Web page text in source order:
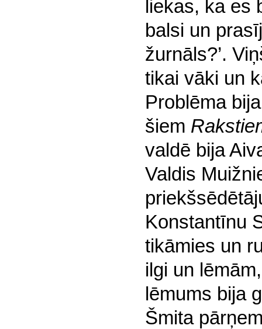
liekas, ka es
balsi un
žurnāls?’.
tikai vāki un
Problēma
šiem
valdē bija
Valdis
Konstantīnu
tikāmies un
ilgi un
lēmums bija
Šmita